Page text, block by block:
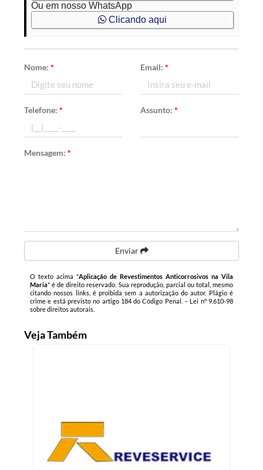
Ou em nosso WhatsApp
Clicando aqui
Nome:* Email: *
Telefone:* Assunto: *
Mensagem:*
Enviar
O texto acima "Aplicação de Revestimentos Anticorrosivos na Vila
Maria" é de direito reservado. Sua reprodução, parcial ou total, mesmo
citando nossos links, é proibida sem a autorização do autor. Plágio é
crime e está previsto no artigo 184 do Código Penal. – Lei n° 9.610-98
sobre direitos autorais
Veja Também